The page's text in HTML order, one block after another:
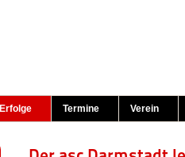
Erfolge Termine Verein